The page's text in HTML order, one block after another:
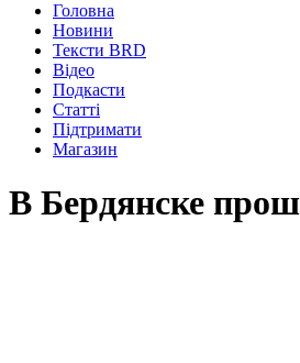
Головна
Новини
Тексти BRD
Відео
Подкасти
Статті
Підтримати
Магазин
В Бердянске